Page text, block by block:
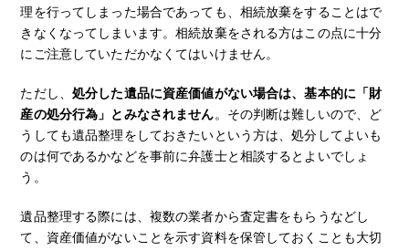
理を行ってしまった場合であっても、相続放棄をすることはで
きなくなってしまいます。相続放棄をされる方はこの点に十分
にご注意していただかなくてはいけません。
ただし、 処分した遺品に資産価値がない場合は、基本的に「財
産の処分行為」とみなされません。その判断は難しいので、ど
うしても遺品整理をしておきたいという方は、処分してよいも
のは何であるかなどを事前に弁護士と相談するとよいでしょ
う。
遺品整理する際には、複数の業者から査定書をもらうなどし
て、資産価値がないことを示す資料を保管しておくことも大切